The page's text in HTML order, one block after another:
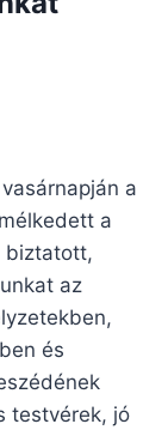
a
a
biztatott,
az
és
testvérek, jó